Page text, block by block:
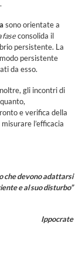
sono orientate a
faseconsolida il
persistente. La
persistente
da esso.
gli incontri di
e verifica della
l’efficacia
che devono adattarsi
e al suo disturbo”
Ippocrate